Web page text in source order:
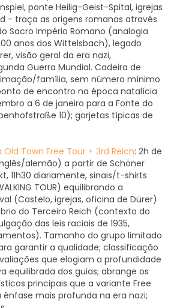
ponte Heilig-Geist-Spital, igrejas
- traça as origens romanas através
Sacro Império Romano (analogia
anos dos Wittelsbach), legado
visão geral da era nazi,
Guerra Mundial. Cadeira de
família, sem número mínimo
de encontro na época natalícia
a 6 de janeiro para a Fonte do
10); gorjetas típicas de
Town Free Tour + 3rd Reich: 2h de
alemão) a partir de Schöner
11h30 diariamente, sinais/t-shirts
TOUR) equilibrando a
(Castelo, igrejas, oficina de Dürer)
do Terceiro Reich (contexto do
das leis raciais de 1935,
Tamanho do grupo limitado
garantir a qualidade; classificação
que elogiam a profundidade
equilibrada dos guias; abrange os
principais que a variante Free
mais profunda na era nazi;